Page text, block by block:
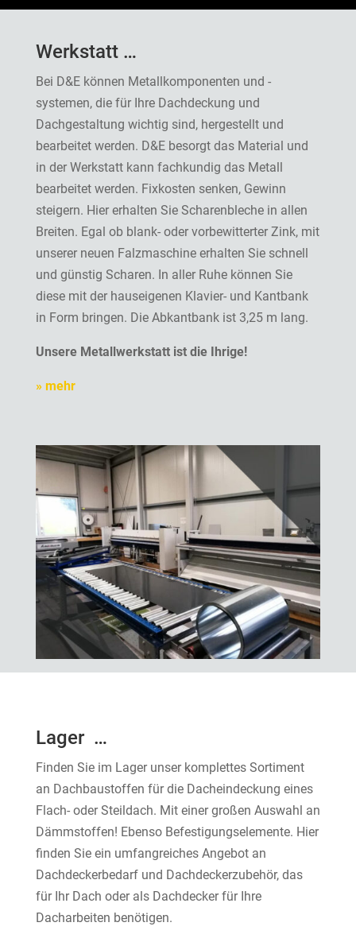
Werkstatt …
Bei D&E können Metallkomponenten und -
systemen, die für Ihre Dachdeckung und
Dachgestaltung wichtig sind, hergestellt und
bearbeitet werden. D&E besorgt das Material und
in der Werkstatt kann fachkundig das Metall
bearbeitet werden. Fixkosten senken, Gewinn
steigern. Hier erhalten Sie Scharenbleche in allen
Breiten. Egal ob blank- oder vorbewitterter Zink, mit
unserer neuen Falzmaschine erhalten Sie schnell
und günstig Scharen. In aller Ruhe können Sie
diese mit der hauseigenen Klavier- und Kantbank
in Form bringen. Die Abkantbank ist 3,25 m lang.
Unsere Metallwerkstatt ist die Ihrige!
» mehr
Lager …
Finden Sie im Lager unser komplettes Sortiment
an Dachbaustoffen für die Dacheindeckung eines
Flach- oder Steildach. Mit einer großen Auswahl an
Dämmstoffen! Ebenso Befestigungselemente. Hier
finden Sie ein umfangreiches Angebot an
Dachdeckerbedarf und Dachdeckerzubehör, das
für Ihr Dach oder als Dachdecker für Ihre
Dacharbeiten benötigen.